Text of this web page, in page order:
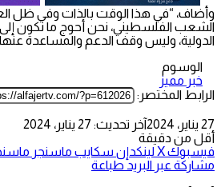
وأضاف، “في هذا الوقت بالذات وفي ظل
الشعب الفلسطيني، نحن أحوج ما نكون
الدولية، وليس وقف الدعم والمساعدة
الوسوم
خبر مميز
الرابط المختصر:
27 يناير، 2024
آخر تحديث: 27 يناير، 2024
أقل من دقيقة
فيسبوك‫Xلينكدإن سكايب ماسنجر
مشاركة عبر البريد طباعة